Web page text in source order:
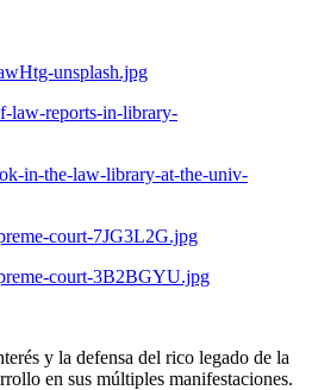
y la defensa del rico legado de la
en sus múltiples manifestaciones.